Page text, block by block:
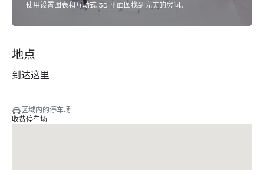
使用设置图表和互动式 3D 平面图找到完美的房间。
地点
到达这里
区域内的停车场
收费停车场